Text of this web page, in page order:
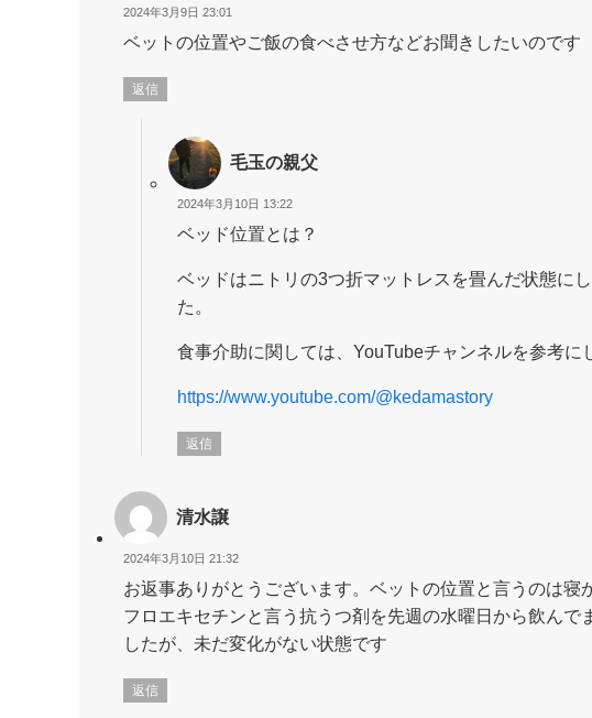
2024年3月9日 23:01
ベットの位置やご飯の食べさせ方などお聞きしたいのです
返信
毛玉の親父
2024年3月10日 13:22
ベッド位置とは？
ベッドはニトリの3つ折マットレスを畳んだ状態に
た。
食事介助に関しては、YouTubeチャンネルを参考に
https://www.youtube.com/@kedamastory
返信
清水譲
2024年3月10日 21:32
お返事ありがとうございます。ベットの位置と言うのは寝
フロエキセチンと言う抗うつ剤を先週の水曜日から飲んで
したが、未だ変化がない状態です
返信